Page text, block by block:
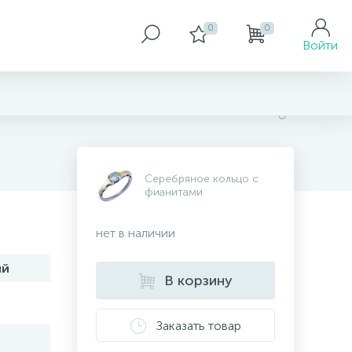
0 0
Войти
Серебряное кольцо с
фианитами
нет в наличии
В корзину
Заказать товар